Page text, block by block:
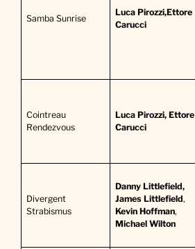
Samba Sunrise
Luca Pirozzi,Ettore
Carucci
Cointreau
Rendezvous
Luca Pirozzi, Ettore
Carucci
Divergent
Strabismus
Danny Littlefield,
James Littlefield,
Kevin Hoffman,
Michael Wilton